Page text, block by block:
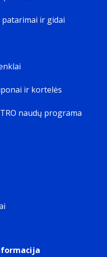
red
the protective shell or bag.
ir gidai
ir kortelės
naudų programa